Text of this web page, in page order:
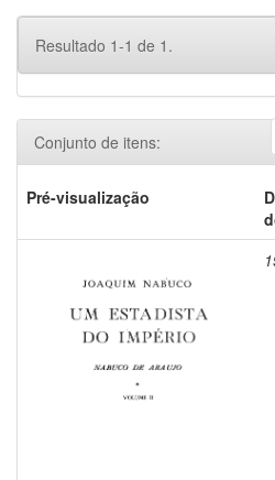
Resultado 1-1 de 1.
Conjunto de itens:
Pré-visualização